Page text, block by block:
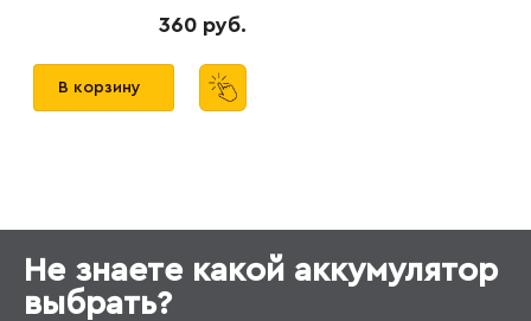
360 руб.
В корзину
Не знаете какой аккумулятор
выбрать?